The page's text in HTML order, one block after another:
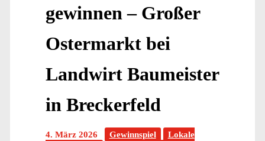
gewinnen – Großer
Ostermarkt bei
Landwirt Baumeister
in Breckerfeld
4. März 2026 Gewinnspiel
Lokale